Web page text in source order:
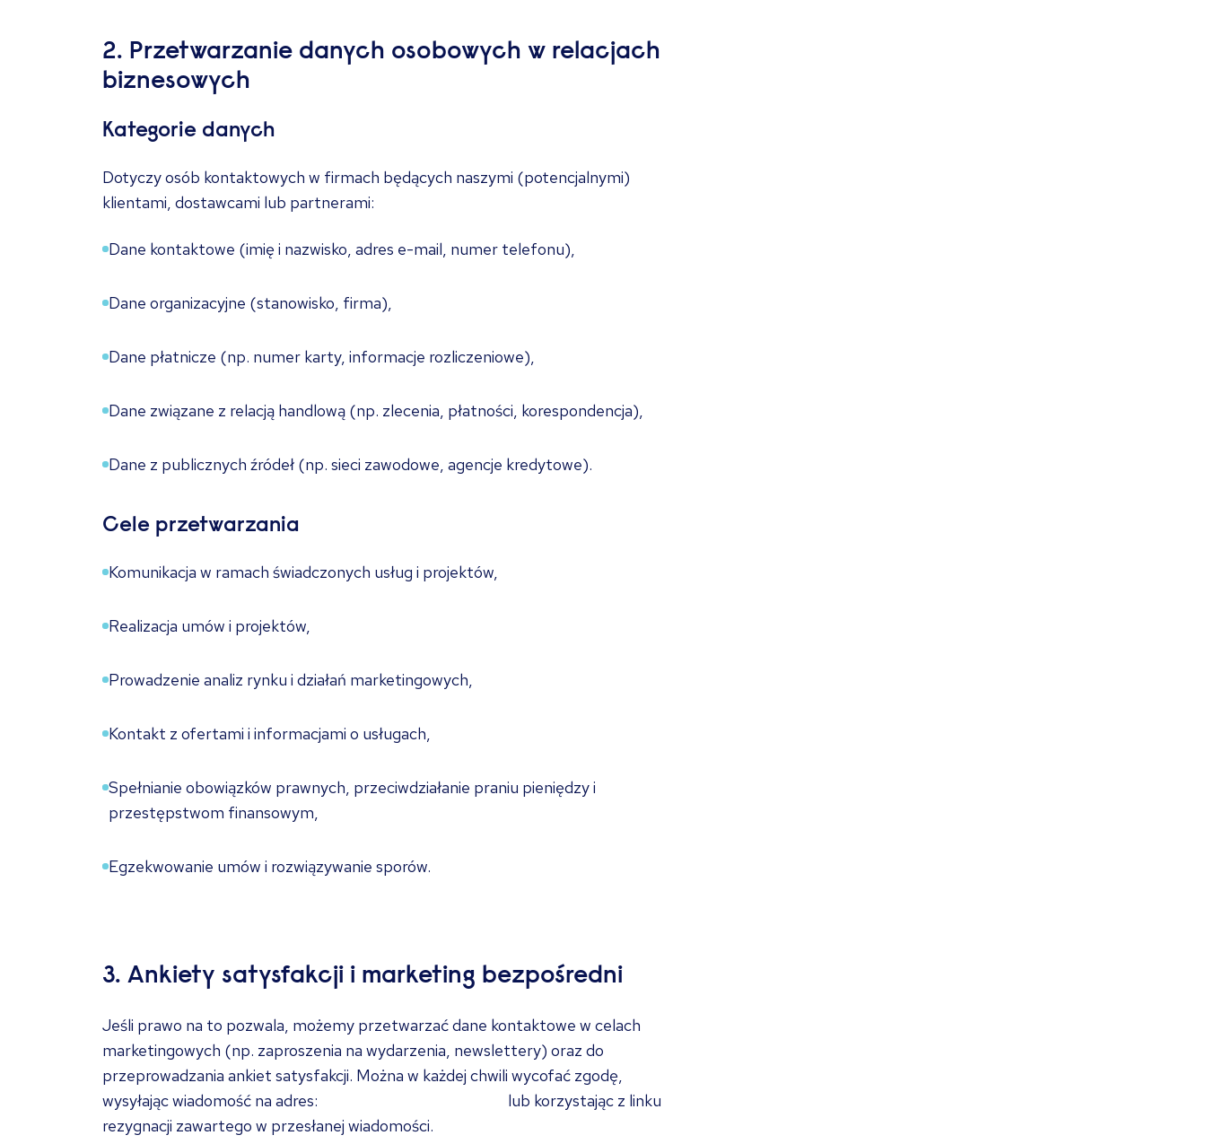
2. Przetwarzanie danych osobowych w relacjach
biznesowych
Kategorie danych
Dotyczy osób kontaktowych w firmach będących naszymi (potencjalnymi)
klientami, dostawcami lub partnerami:
Dane kontaktowe (imię i nazwisko, adres e-mail, numer telefonu),
Dane organizacyjne (stanowisko, firma),
Dane płatnicze (np. numer karty, informacje rozliczeniowe),
Dane związane z relacją handlową (np. zlecenia, płatności, korespondencja),
Dane z publicznych źródeł (np. sieci zawodowe, agencje kredytowe).
Cele przetwarzania
Komunikacja w ramach świadczonych usług i projektów,
Realizacja umów i projektów,
Prowadzenie analiz rynku i działań marketingowych,
Kontakt z ofertami i informacjami o usługach,
Spełnianie obowiązków prawnych, przeciwdziałanie praniu pieniędzy i
przestępstwom finansowym,
Egzekwowanie umów i rozwiązywanie sporów.
3. Ankiety satysfakcji i marketing bezpośredni
Jeśli prawo na to pozwala, możemy przetwarzać dane kontaktowe w celach
marketingowych (np. zaproszenia na wydarzenia, newslettery) oraz do
przeprowadzania ankiet satysfakcji. Można w każdej chwili wycofać zgodę,
wysyłając wiadomość na adres:
lub korzystając z linku
rezygnacji zawartego w przesłanej wiadomości.